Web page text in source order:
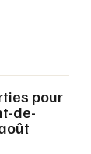
pour
de-